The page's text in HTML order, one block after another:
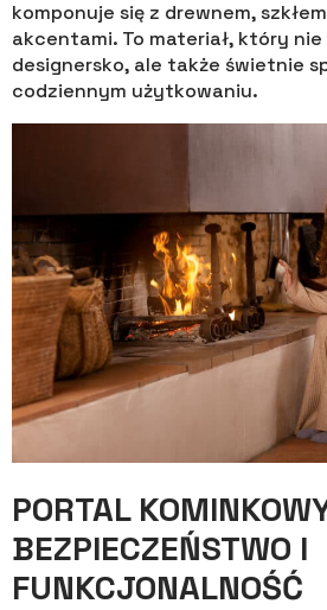
komponuje się z drewnem,
akcentami. To materiał, który
designersko, ale także świetnie
codziennym użytkowaniu.
PORTAL
BEZPIECZEŃSTWO I
FUNKCJONALNOŚĆ